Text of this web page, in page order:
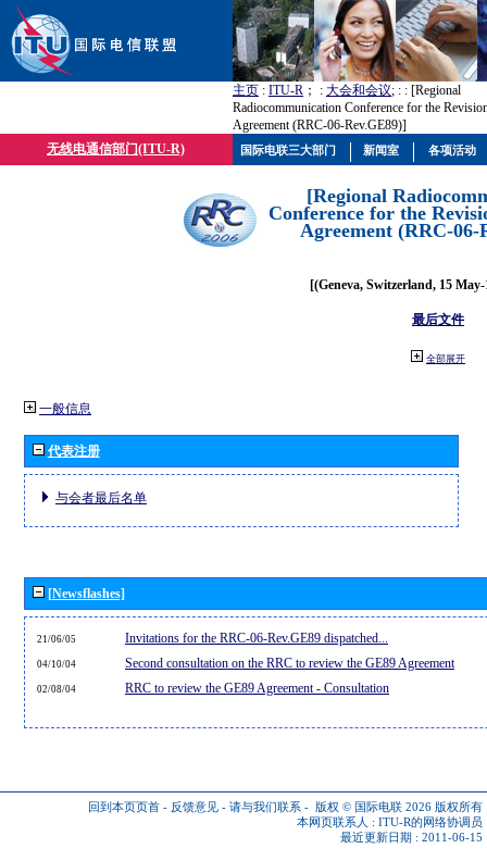
主页 : ITU-R ； : 大会和会议; : : [Regional
Radiocommunication Conference for the
Agreement (RRC-06-Rev.GE89)]
无线电通信部门(ITU-R)
[Regional
Conference for the
Agreement (RRC-06-
[(Geneva, Switzerland, 15
最后文件
全部展开
一般信息
代表注册
与会者最后名单
[Newsflashes]
21/06/05 Invitations for the RRC-06-Rev.GE89 dispatched...
04/10/04 Second consultation on the RRC to review the GE89 Agreement
02/08/04 RRC to review the GE89 Agreement - Consultation
回到本页页首 - 反馈意见 - 请与我们联系 - 版权 © 国际电联 2026 版权所有
本网页联系人 : ITU-R的网络协调员
最近更新日期 : 2011-06-15
国际电联三大部门 新闻室 各项活动